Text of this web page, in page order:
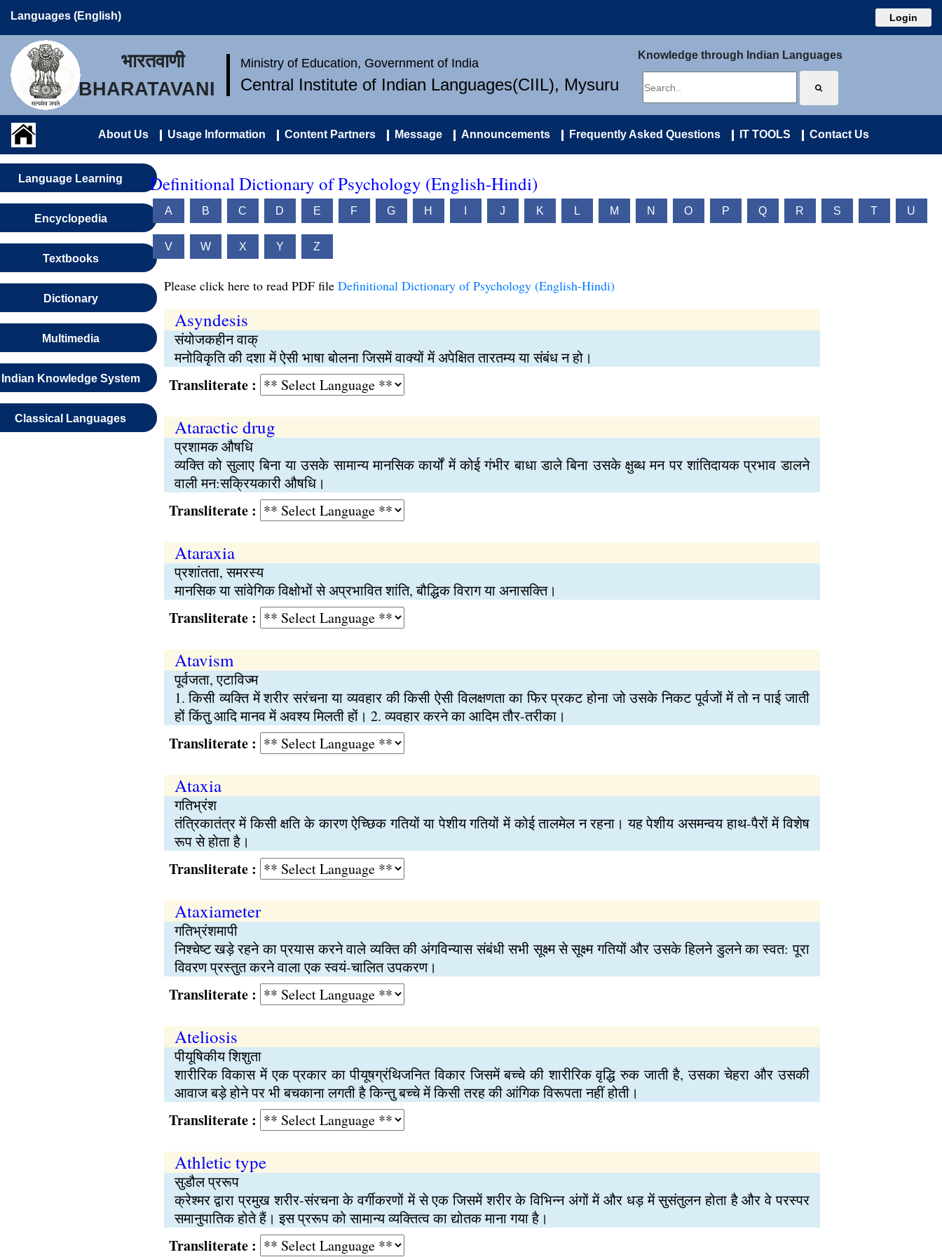
Languages (English) Login
भारतवाणी
BHARATAVANI
Ministry of Education, Government of India
Central Institute of Indian Languages(CIIL), Mysuru
Knowledge through Indian Languages
About Us Usage Information Content Partners Message Announcements Frequently Asked Questions IT TOOLS Contact Us
Language Learning
Encyclopedia
Textbooks
Dictionary
Multimedia
Indian Knowledge System
Classical Languages
Definitional Dictionary of Psychology (English-Hindi)
A B C D E F G H J K L M N O P Q R S T U
V W X Y Z
Please click here to read PDF file Definitional Dictionary of Psychology (English-Hindi)
Asyndesis
संयोजकहीन वाक्
मनोविकृति की दशा में ऐसी भाषा बोलना जिसमें वाक्यों में अपेक्षित तारतम्य या संबंध न हो।
Transliterate :
Ataractic drug
प्रशामक औषधि
व्यक्‍ति को सुलाए बिना या उसके सामान्य मानसिक कार्यों में कोई गंभीर बाधा डाले बिना उसके क्षुब्ध मन पर शांतिदायक प्रभाव डालने
वाली मन:सक्रियकारी औषधि।
Transliterate :
Ataraxia
प्रशांतता, समरस्‍य
मानसिक या सांवेगिक विक्षोभों से अप्रभावित शांति, बौद्धिक विराग या अनासक्‍ति।
Transliterate :
Atavism
पूर्वजता, एटाविज्‍म
1. किसी व्यक्‍ति में शरीर सरंचना या व्यवहार की किसी ऐसी विलक्षणता का फिर प्रकट होना जो उसके निकट पूर्वजों में तो न पाई जाती
हों किंतु आदि मानव में अवश्‍य मिलती हों। 2. व्यवहार करने का आदिम तौर-तरीका।
Transliterate :
Ataxia
गतिभ्रंश
तंत्रिकातंत्र में किसी क्षति के कारण ऐच्छिक गतियों या पेशीय गतियों में कोई तालमेल न रहना। यह पेशीय असमन्वय हाथ-पैरों में विशेष
रूप से होता है।
Transliterate :
Ataxiameter
गतिभ्रंशमापी
निश्‍चेष्‍ट खड़े रहने का प्रयास करने वाले व्यक्‍ति की अंगविन्यास संबंधी सभी सूक्ष्म से सूक्ष्म गतियों और उसके हिलने डुलने का स्वत: पूरा
विवरण प्रस्तुत करने वाला एक स्वयं-चालित उपकरण।
Transliterate :
Ateliosis
पीयूषिकीय शिशुता
शारीरिक विकास में एक प्रकार का पीयूषग्रंथिजनित विकार जिसमें बच्चे की शारीरिक वृद्धि रुक जाती है, उसका चेहरा और उसकी
आवाज बड़े होने पर भी बचकाना लगती है किन्‍तु बच्चे में किसी तरह की आंगिक विरूपता नहीं होती।
Transliterate :
Athletic type
सुडौल प्ररूप
क्रेश्मर द्वारा प्रमुख शरीर-संरचना के वर्गीकरणों में से एक जिसमें शरीर के विभिन्न अंगों में और धड़ में सुसंतुलन होता है और वे परस्पर
समानुपातिक होते हैं। इस प्ररूप को सामान्य व्यक्‍तित्व का द्योतक माना गया है।
Transliterate :